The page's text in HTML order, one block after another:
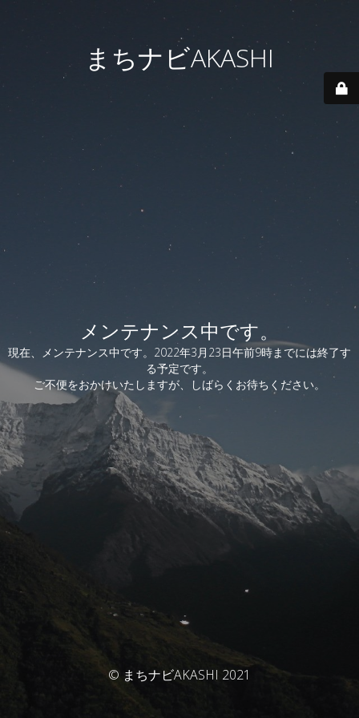
まちナビAKASHI
メンテナンス中です。
現在、メンテナンス中です。2022年3月23日午前9時までには終了す
る予定です。
ご不便をおかけいたしますが、しばらくお待ちください。
© まちナビAKASHI 2021